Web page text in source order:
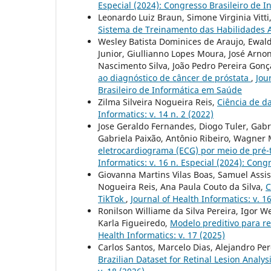
Especial (2024): Congresso Brasileiro de
Leonardo Luiz Braun, Simone Virginia
Sistema de Treinamento das Habilidades
Wesley Batista Dominices de Araujo,
Junior, Giullianno Lopes Moura, José
Nascimento Silva, João Pedro Pereira
ao diagnóstico de câncer de próstata ,
Brasileiro de Informática em Saúde
Zilma Silveira Nogueira Reis, Ciência de
Informatics: v. 14 n. 2 (2022)
Jose Geraldo Fernandes, Diogo Tuler,
Gabriela Paixão, Antônio Ribeiro, Wagner
eletrocardiograma (ECG) por meio de
Informatics: v. 16 n. Especial (2024):
Giovanna Martins Vilas Boas, Samuel
Nogueira Reis, Ana Paula Couto da Silva,
TikTok , Journal of Health Informatics: v.
Ronilson Williame da Silva Pereira, Igor
Karla Figueiredo, Modelo preditivo para
Health Informatics: v. 17 (2025)
Carlos Santos, Marcelo Dias, Alejandro
Brazilian Dataset for Retinal Lesion